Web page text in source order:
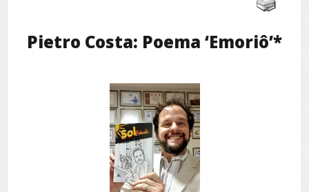
Pietro Costa: Poema ‘Emoriô’*